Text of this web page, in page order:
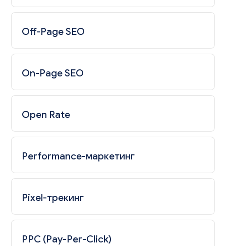
Off-Page SEO
On-Page SEO
Open Rate
Performance-маркетинг
Pixel-трекинг
PPC (Pay-Per-Click)